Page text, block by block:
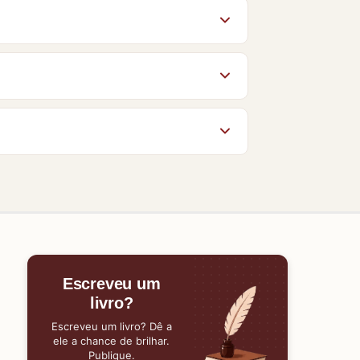
Manuais. Veja ainda as sugestões da
conhecem o Baixe Livros e ajudam
Escreveu um
livro?
Escreveu um livro? Dê a
ele a chance de brilhar.
Publique.